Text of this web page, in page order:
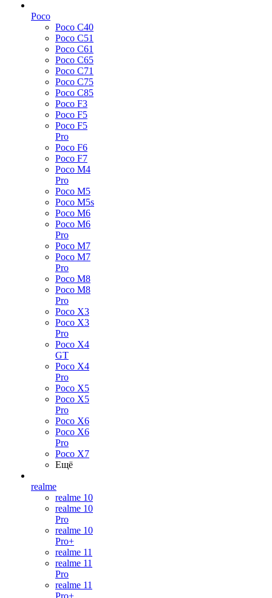
Poco
Poco C40
Poco C51
Poco C61
Poco C65
Poco C71
Poco C75
Poco C85
Poco F3
Poco F5
Poco F5
Pro
Poco F6
Poco F7
Poco M4
Pro
Poco M5
Poco M5s
Poco M6
Poco M6
Pro
Poco M7
Poco M7
Pro
Poco M8
Poco M8
Pro
Poco X3
Poco X3
Pro
Poco X4
GT
Poco X4
Pro
Poco X5
Poco X5
Pro
Poco X6
Poco X6
Pro
Poco X7
Ещё
realme
realme 10
realme 10
Pro
realme 10
Pro+
realme 11
realme 11
Pro
realme 11
Pro+